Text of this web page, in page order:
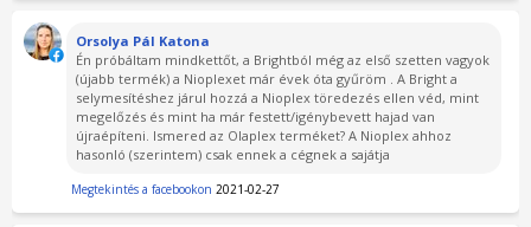
Orsolya Pál Katona
Én próbáltam mindkettőt, a Brightból még az első szetten vagyok
(újabb termék) a Nioplexet már évek óta gyűröm . A Bright a
selymesítéshez járul hozzá a Nioplex töredezés ellen véd, mint
megelőzés és mint ha már festett/igénybevett hajad van
újraépíteni. Ismered az Olaplex terméket? A Nioplex ahhoz
hasonló (szerintem) csak ennek a cégnek a sajátja
Megtekintés a facebookon 2021-02-27